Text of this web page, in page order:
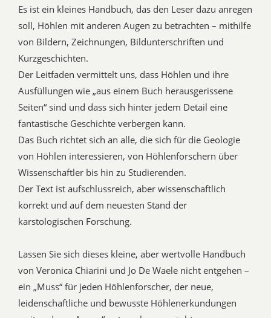
Es ist ein kleines Handbuch, das den Leser dazu anregen
soll, Höhlen mit anderen Augen zu betrachten – mithilfe
von Bildern, Zeichnungen, Bildunterschriften und
Kurzgeschichten.
Der Leitfaden vermittelt uns, dass Höhlen und ihre
Ausfüllungen wie „aus einem Buch herausgerissene
Seiten“ sind und dass sich hinter jedem Detail eine
fantastische Geschichte verbergen kann.
Das Buch richtet sich an alle, die sich für die Geologie
von Höhlen interessieren, von Höhlenforschern über
Wissenschaftler bis hin zu Studierenden.
Der Text ist aufschlussreich, aber wissenschaftlich
korrekt und auf dem neuesten Stand der
karstologischen Forschung.
Lassen Sie sich dieses kleine, aber wertvolle Handbuch
von Veronica Chiarini und Jo De Waele nicht entgehen –
ein „Muss“ für jeden Höhlenforscher, der neue,
leidenschaftliche und bewusste Höhlenerkundungen